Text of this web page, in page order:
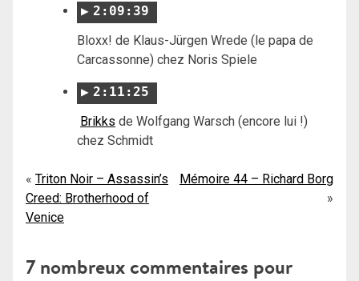
2:09:39
Bloxx! de Klaus-Jürgen Wrede (le papa de
Carcassonne) chez Noris Spiele
2:11:25
Brikks de Wolfgang Warsch (encore lui !)
chez Schmidt
Navigation
de
Triton Noir – Assassin’s
Creed: Brotherhood of
Venice
Mémoire 44 – Richard Borg
7 nombreux commentaires pour